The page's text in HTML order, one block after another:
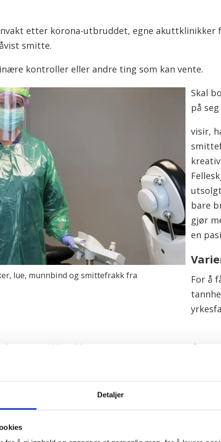
Detaljer
etter korona-utbruddet, egne akuttklinikker
smitte.
kontroller eller andre ting som kan vente.
lue, munnbind og smittefrakk fra
Skal
på
visir,
bare
gjør
en
For å
en rekke ulike oppgaver. Det spenner fra
har dessuten tannhelsesekretærer mye
og fremst om vedlikehold, desinfisering og